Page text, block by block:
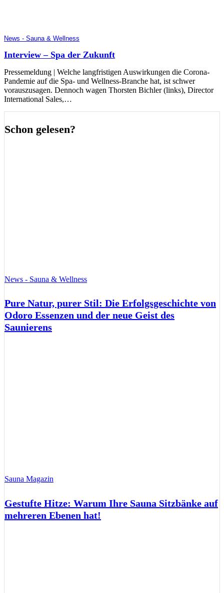
News - Sauna & Wellness
Interview – Spa der Zukunft
Pressemeldung | Welche langfristigen Auswirkungen die Corona-
Pandemie auf die Spa- und Wellness-Branche hat, ist schwer
vorauszusagen. Dennoch wagen Thorsten Bichler (links), Director
International Sales,…
Schon gelesen?
News - Sauna & Wellness
Pure Natur, purer Stil: Die Erfolgsgeschichte von
Odoro Essenzen und der neue Geist des
Saunierens
Sauna Magazin
Gestufte Hitze: Warum Ihre Sauna Sitzbänke auf
mehreren Ebenen hat!